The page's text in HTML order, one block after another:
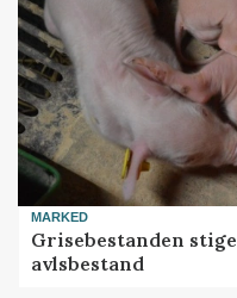
MARKED
Grisebestanden
avlsbestand